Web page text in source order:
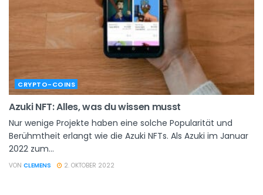
CRYPTO-COINS
Azuki NFT: Alles, was du wissen musst
Nur wenige Projekte haben eine solche Popularität und
Berühmtheit erlangt wie die Azuki NFTs. Als Azuki im Januar
2022 zum...
VON CLEMENS 2. OKTOBER 2022